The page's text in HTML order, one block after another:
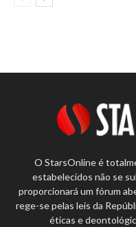
O StarsOnline é
estabelecidos não se
proporcionará um fórum
rege-se pelas leis da
éticas e